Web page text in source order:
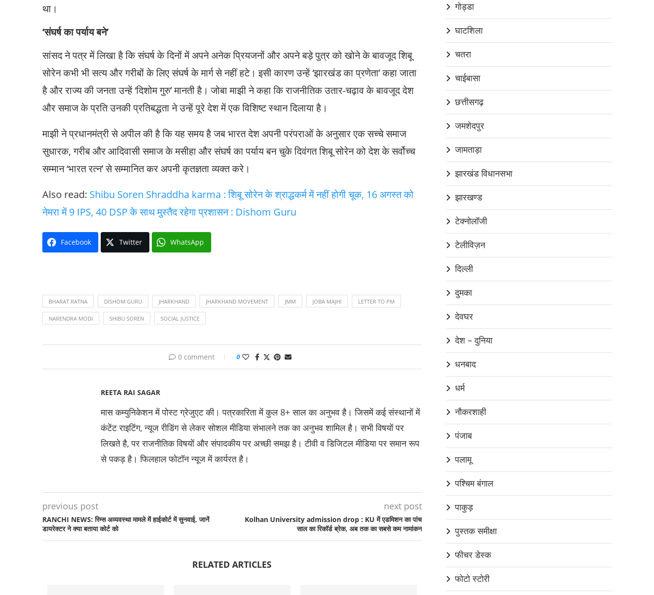
था।
‘संघर्ष का पर्याय बने’
सांसद ने पत्र में लिखा है कि संघर्ष के दिनों में अपने अनेक प्रियजनों और अपने बड़े पुत्र को खोने के बावजूद शिबू
सोरेन कभी भी सत्य और गरीबों के लिए संघर्ष के मार्ग से नहीं हटे। इसी कारण उन्हें ‘झारखंड का प्रणेता’ कहा जाता
है और राज्य की जनता उन्हें ‘दिशोम गुरु’ मानती है। जोबा माझी ने कहा कि राजनीतिक उतार-चढ़ाव के बावजूद देश
और समाज के प्रति उनकी प्रतिबद्धता ने उन्हें पूरे देश में एक विशिष्ट स्थान दिलाया है।
माझी ने प्रधानमंत्री से अपील की है कि यह समय है जब भारत देश अपनी परंपराओं के अनुसार एक सच्चे समाज
सुधारक, गरीब और आदिवासी समाज के मसीहा और संघर्ष का पर्याय बन चुके दिवंगत शिबू सोरेन को देश के सर्वोच्च
सम्मान ‘भारत रत्न’ से सम्मानित कर अपनी कृतज्ञता व्यक्त करे।
Also read: Shibu Soren Shraddha karma : शिबू सोरेन के श्राद्धकर्म में नहीं होगी चूक, 16 अगस्त को
नेमरा में 9 IPS, 40 DSP के साथ मुस्तैद रहेगा प्रशासन : Dishom Guru
Facebook Twitter WhatsApp
BHARAT RATNA DISHOM GURU JHARKHAND JHARKHAND MOVEMENT JMM JOBA MAJHI LETTER TO PM
NARENDRA MODI SHIBU SOREN SOCIAL JUSTICE
0 comment 0
REETA RAI SAGAR
मास कम्युनिकेशन में पोस्ट ग्रेजुएट की। पत्रकारिता में कुल 8+ साल का अनुभव है। जिसमें कई संस्थानों में
कंटेंट राइटिंग, न्यूज रीडिंग से लेकर सोशल मीडिया संभालने तक का अनुभव शामिल है। सभी विषयों पर
लिखते है, पर राजनीतिक विषयों और संपादकीय पर अच्छी समझ है। टीवी व डिजिटल मीडिया पर समान रूप
से पकड़ है। फिलहाल फोटॉन न्यूज में कार्यरत है।
previous post
RANCHI NEWS: रिम्स अव्यवस्था मामले में हाईकोर्ट में सुनवाई, जानें
डायरेक्टर ने क्या बताया कोर्ट को
next post
Kolhan University admission drop : KU में एडमिशन का पांच
साल का रिकॉर्ड ब्रेक, अब तक का सबसे कम नामांकन
RELATED ARTICLES
गोड्डा
घाटशिला
चतरा
चाईबासा
छत्तीसगढ़
जमशेदपुर
जामताड़ा
झारखंड विधानसभा
झारखण्ड
टेक्नोलॉजी
टेलीविज़न
दिल्ली
दुमका
देवघर
देश – दुनिया
धनबाद
धर्म
नौकरशाही
पंजाब
पलामू
पश्चिम बंगाल
पाकुड़
पुस्तक समीक्षा
फीचर डेस्क
फोटो स्टोरी